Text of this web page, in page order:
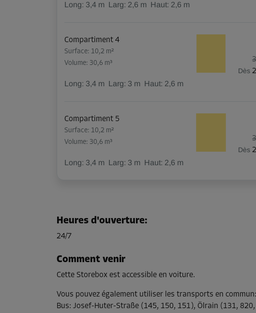
Long: 3,4 m Larg: 2,6 m Haut: 2,6 m
Compartiment 4
Surface: 10,2 m²
Volume: 30,6 m³
Long: 3,4 m Larg: 3 m Haut: 2,6 m
Dès
Compartiment 5
Surface: 10,2 m²
Volume: 30,6 m³
Long: 3,4 m Larg: 3 m Haut: 2,6 m
Dès
Volume: 30,6 m³
Long:
Compartiment 8
Surface: 8,4 m²
Volume: 25,2 m³
Dès
Heures d'ouverture:
24/7
Comment venir
Cette Storebox est accessible en voiture.
Vous pouvez également utiliser les transports en commun:
Bus: Josef-Huter-Straße (145, 150, 151), Ölrain (131,